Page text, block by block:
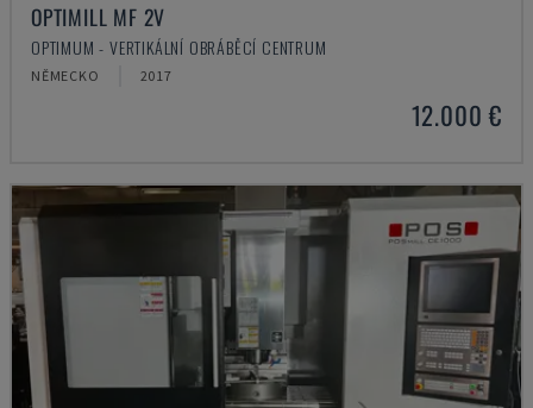
OPTIMILL MF 2V
OPTIMUM - VERTIKÁLNÍ OBRÁBĚCÍ CENTRUM
NĚMECKO 2017
12.000 €